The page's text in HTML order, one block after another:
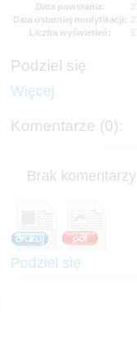
Data powstania:
Data ostatniej modyfikacji:
Liczba wyświetleń:
Podziel się
Więcej
Komentarze (0):
Brak
Podziel się